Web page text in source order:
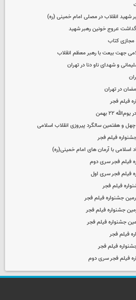
شهید انقلاب در مصلی امام خمینی (ره)
عروج خونین رهبر شهید
کتاب
جهت بیعت با رهبر معظم انقلاب
و شهدای ناو دنا در تهران
در تهران
فیلم فجر
۲۲ بهمن
و هفتمین سالگرد پیروزی انقلاب اسلامی
فیلم فجر
اسلامی با آرمان های امام خمینی(ره)
فیلم فجر سری دوم
فیلم فجر سری اول
فیلم فجر
جشنواره فیلم فجر
جشنواره فیلم فجر
جشنواره فیلم فجر
فیلم فجر
فیلم فجر
فیلم فجر سری دوم